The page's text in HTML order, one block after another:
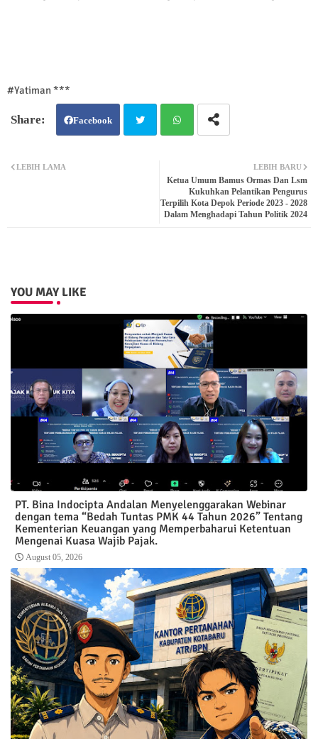
#Yatiman ***
Facebook
atsa
pp
LEBIH BARU
Ketua Umum Bamus Ormas Dan Lsm
Kukuhkan Pelantikan Pengurus
Terpilih Kota Depok Periode 2023 - 2028
Dalam Menghadapi Tahun Politik 2024
LEBIH LAMA
YOU MAY LIKE
PT. Bina Indocipta Andalan Menyelenggarakan Webinar
dengan tema “Bedah Tuntas PMK 44 Tahun 2026” Tentang
Kementerian Keuangan yang Memperbaharui Ketentuan
Mengenai Kuasa Wajib Pajak.
August 05, 2026